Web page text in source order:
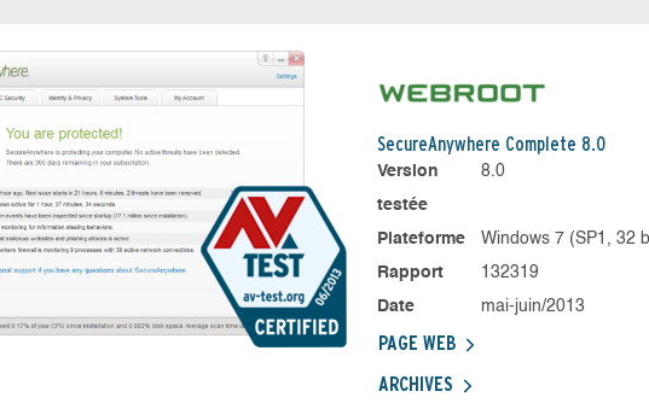
SecureAnywhere Complete 8.0
Version
testée
8.0
Plateforme
Windows 7 (SP1, 32
Rapport
132319
Date
mai-juin/2013
PAGE WEB
ARCHIVES